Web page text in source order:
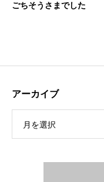
ごちそうさまでした
アーカイブ
月を選択